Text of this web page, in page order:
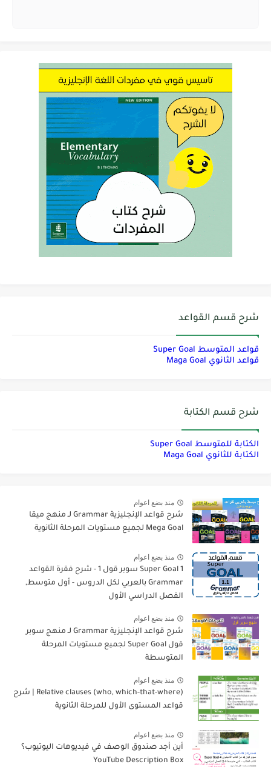
شرح قسم القواعد
قواعد المتوسط Super Goal
قواعد الثانوي Maga Goal
شرح قسم الكتابة
الكتابة للمتوسط Super Goal
الكتابة للثانوي Maga Goal
منذ بضع اعوام
شرح قواعد الإنجليزية Grammar لـ منهج ميقا
Mega Goal لجميع مستويات المرحلة الثانوية
منذ بضع اعوام
Super Goal 1 سوبر قول 1 - شرح فقرة القواعد
Grammar بالعربي لكل الدروس - أول متوسط,
الفصل الدراسي الأول
منذ بضع اعوام
شرح قواعد الإنجليزية Grammar لـ منهج سوبر
قول Super Goal لجميع مستويات المرحلة
المتوسطة
منذ بضع اعوام
Relative clauses (who, which-that-where) | شرح
قواعد المستوى الأول للمرحلة الثانوية
منذ بضع اعوام
أين أجد صندوق الوصف في فيديوهات اليوتيوب؟
YouTube Description Box